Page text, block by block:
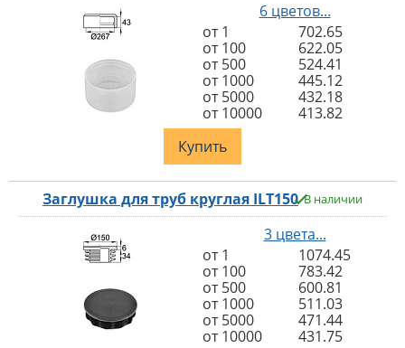
6 цветов...
от 1
702.65
от 100
622.05
от 500
524.41
от 1000
445.12
от 5000
432.18
от 10000
413.82
Купить
Заглушка для труб круглая ILT150 В наличии
3 цвета...
от 1
1074.45
от 100
783.42
от 500
600.81
от 1000
511.03
от 5000
471.44
от 10000
431.75